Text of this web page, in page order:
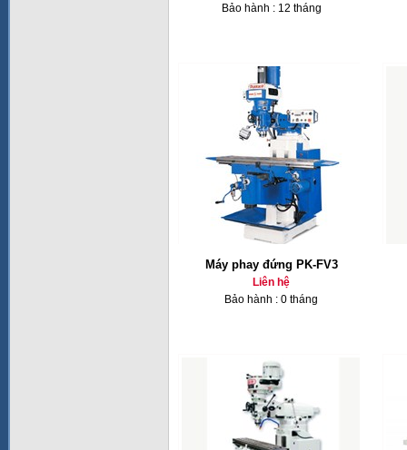
Bảo hành : 12 tháng
Máy phay đứng PK-FV3
Liên hệ
Bảo hành : 0 tháng